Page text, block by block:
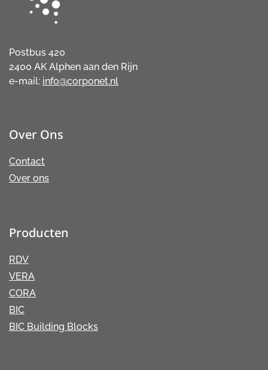
Postbus 420
2400 AK Alphen aan den Rijn
e-mail: info@corponet.nl
Over Ons
Contact
Over ons
Producten
RDV
VERA
CORA
BIC
BIC Building Blocks